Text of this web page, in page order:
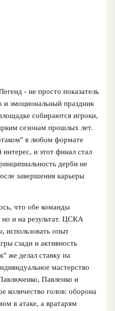
- не просто показатель
и эмоциональный праздник
собираются игроки,
сезонам прошлых лет.
в любом формате
и этот финал стал
дерби не
завершения карьеры
что обе команды
но и на результат. ЦСКА
использовать опыт
сзади и активность
же делал ставку на
мастерство
Павленко и
количество голов: оборона
в атаке, а вратарям